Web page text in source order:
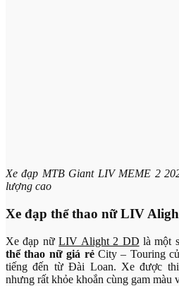
Xe đạp MTB Giant LIV MEME 2
lượng cao
Xe đạp thể thao nữ LIV
Xe đạp nữLIV Alight 2 DD là một
thể thao nữ giá rẻCity – Touring
tiếng đến từ Đài Loan. Xe được
nhưng rất khỏe khoắn cùng gam màu